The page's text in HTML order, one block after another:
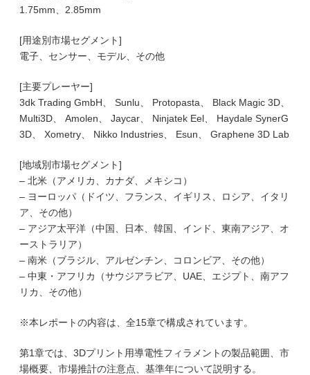
1.75mm、2.85mm
[用途別市場セグメント]
電子、センサー、モデル、その他
[主要プレーヤー]
3dk Trading GmbH、 Sunlu、 Protopasta、 Black Magic 3D、
Multi3D、 Amolen、 Jaycar、 Ninjatek Eel、 Haydale SynerG
3D、 Xometry、 Nikko Industries、 Esun、 Graphene 3D Lab
[地域別市場セグメント]
– 北米（アメリカ、カナダ、メキシコ）
– ヨーロッパ（ドイツ、フランス、イギリス、ロシア、イタリ
ア、その他）
– アジア太平洋（中国、日本、韓国、インド、東南アジア、オ
ーストラリア）
– 南米（ブラジル、アルゼンチン、コロンビア、その他）
– 中東・アフリカ（サウジアラビア、UAE、エジプト、南アフ
リカ、その他）
※本レポートの内容は、全15章で構成されています。
第1章では、3Dプリント用導電性フィラメントの製品範囲、市
場概要、市場推計の注意点、基準年について説明する。